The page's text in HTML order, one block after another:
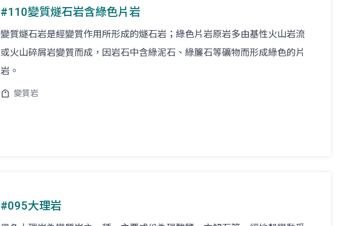
#110變質燧石岩含綠色片岩
變質燧石岩是經變質作用所形成的燧石岩；綠色片岩原岩多由基性火山岩流
或火山碎屑岩變質而成，因岩石中含綠泥石、綠簾石等礦物而形成綠色的片
岩。
變質岩
#095大理岩